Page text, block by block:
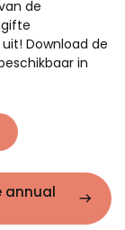
de
Download de
in
annual